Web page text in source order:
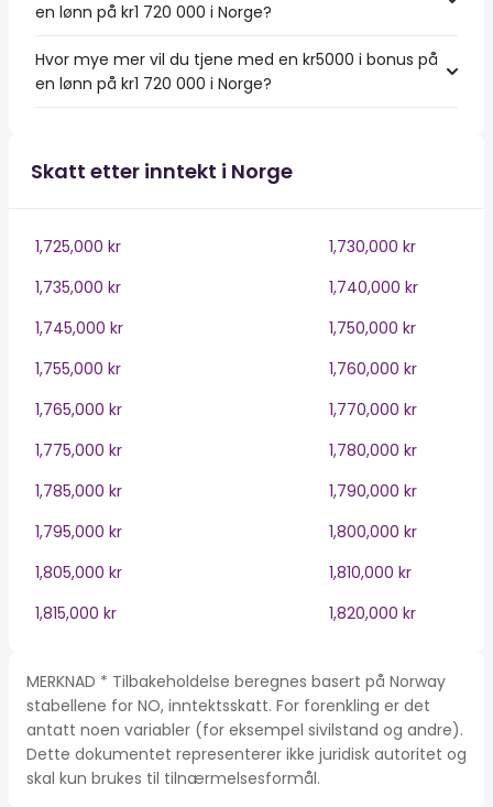
en lønn på kr1 720 000 i Norge?
Hvor mye mer vil du tjene med en kr5000 i bonus på
en lønn på kr1 720 000 i Norge?
Skatt etter inntekt i Norge
1,725,000 kr
1,730,000 kr
1,735,000 kr
1,740,000 kr
1,745,000 kr
1,750,000 kr
1,755,000 kr
1,760,000 kr
1,765,000 kr
1,770,000 kr
1,775,000 kr
1,780,000 kr
1,785,000 kr
1,790,000 kr
1,795,000 kr
1,800,000 kr
1,805,000 kr
1,810,000 kr
1,815,000 kr
1,820,000 kr
MERKNAD * Tilbakeholdelse beregnes basert på Norway
stabellene for NO, inntektsskatt. For forenkling er det
antatt noen variabler (for eksempel sivilstand og andre).
Dette dokumentet representerer ikke juridisk autoritet og
skal kun brukes til tilnærmelsesformål.